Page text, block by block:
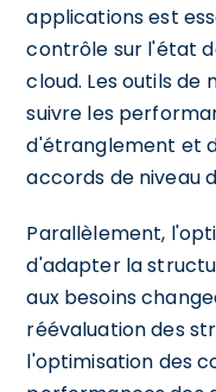
applications est
contrôle sur l'état
cloud. Les outils
suivre les
d'étranglement et
accords de niveau
Parallèlement,
d'adapter la
aux besoins
réévaluation des
l'optimisation des